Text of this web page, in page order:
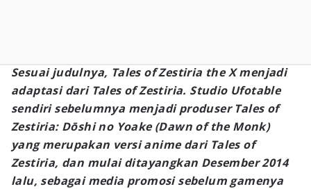
Sesuai judulnya, Tales of Zestiria the Xmenjadi
adaptasi dari Tales of Zestiria. Studio Ufotable
sendiri sebelumnya menjadi produserTales of
Zestiria: Dōshi no Yoake (Dawn of the Monk)
yang merupakan versi anime dari Tales of
Zestiria, dan mulai ditayangkan Desember 2014
lalu, sebagai media promosi sebelum gamenya